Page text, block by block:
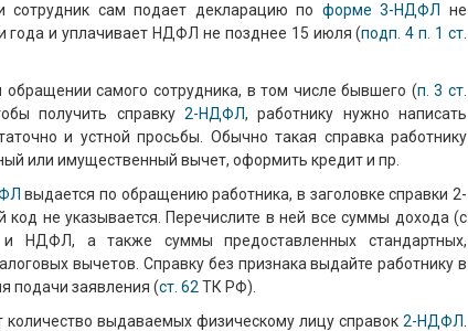
сотрудник сам подает декларацию по форме 3-НДФЛ
не
года и уплачивает НДФЛ не позднее 15 июля (подп. 4 п. 1 ст.
самого сотрудника, в том числе бывшего (п. 3 ст.
получить справку2-НДФЛ, работнику нужно написать
и устной просьбы. Обычно такая справка работнику
или имущественный вычет, оформить кредит и пр.
выдается по обращению работника, в заголовке справки 2-
код не указывается. Перечислите в ней все суммы дохода (с
НДФЛ, а также суммы предоставленных стандартных,
вычетов. Справку без признака выдайте работнику в
подачи заявления (ст. 62 ТК РФ).
количество выдаваемых физическому лицу справок 2-НДФЛ